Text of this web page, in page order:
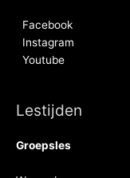
Facebook
Instagram
Youtube
Lestijden
Groepsles